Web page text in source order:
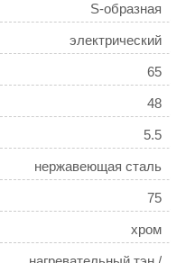
S-образная
электрический
65
48
5.5
нержавеющая сталь
75
хром